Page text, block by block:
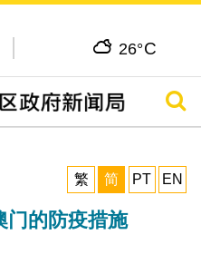
26°C
搜寻
繁
简 PT EN
门的防疫措施